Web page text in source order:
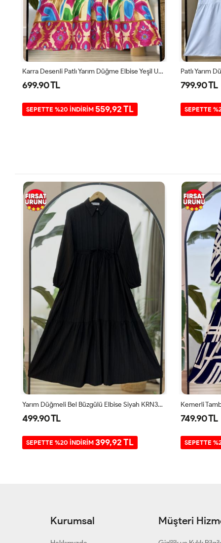
Karra Desenli Patlı Yarım Düğme Elbise Yeşil UMS50143
699.90 TL
SEPETTE %20 İNDİRİM 559,92 TL
799.90 TL
SEPETTE
Yarım Düğmeli Bel Büzgülü Elbise Siyah KRN30261
499.90 TL
SEPETTE %20 İNDİRİM 399,92 TL
749.90 TL
SEPETTE
Kurumsal Müşteri